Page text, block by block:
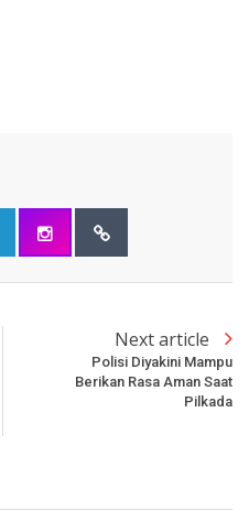
Next article
Polisi Diyakini Mampu
Berikan Rasa Aman Saat
Pilkada